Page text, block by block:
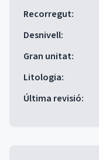
Recorregut:
Desnivell:
Gran unitat:
Litologia:
Última revisió: